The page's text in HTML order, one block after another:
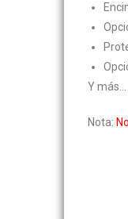
Y más…
Nota: